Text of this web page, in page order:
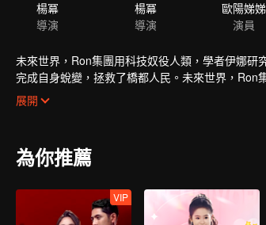
楊冪
導演
楊冪
導演
歐陽娣娣
演員
未來世界，Ron集團用科技奴役人類，學者伊娜研
完成自身蛻變，拯救了橋都人民。未來世界，Ron
旎。20年後，伊旎與Ron集團交鋒，完成自身蛻變
展開
為你推薦
VIP